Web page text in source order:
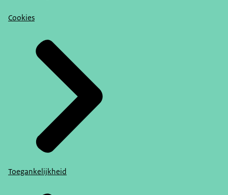
Cookies
Toegankelijkheid